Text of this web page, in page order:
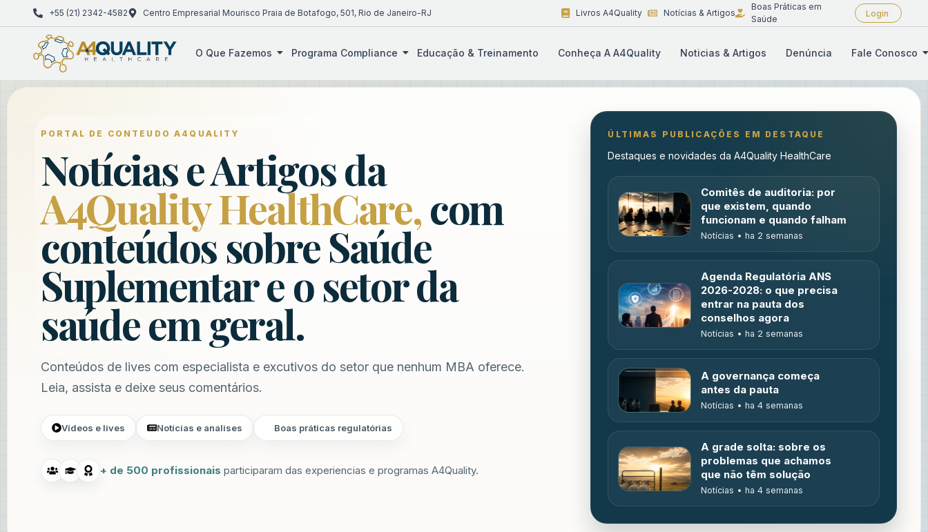
+55 (21) 2342-4582 Centro Empresarial Mourisco Praia de Botafogo, 501, Rio de Janeiro-RJ Livros A4Quality Notícias & Artigos
Boas Práticas em
Saúde
Login
O Que Fazemos Programa Compliance Educação & Treinamento Conheça A A4Quality Noticias & Artigos Denúncia Fale Conosco
PORTAL DE CONTEUDO A4QUALITY
Notícias e Artigos da
A4Quality HealthCare,com
conteúdos sobre Saúde
Suplementar e o setor da
saúde em geral.
Conteúdos de lives com especialista e excutivos do setor que nenhum MBA oferece.
Leia, assista e deixe seus comentários.
Vídeos e lives Notícias e analises Boas práticas regulatórias
+ de 500 profissionais participaram das experiencias e programas A4Quality.
ÚLTIMAS PUBLICAÇÕES EM DESTAQUE
Destaques e novidades da A4Quality HealthCare
Comitês de auditoria: por
que existem, quando
funcionam e quando falham
Notícias • ha 2 semanas
Agenda Regulatória ANS
2026-2028: o que precisa
entrar na pauta dos
conselhos agora
Notícias • ha 2 semanas
A governança começa
antes da pauta
Notícias • ha 4 semanas
A grade solta: sobre os
problemas que achamos
que não têm solução
Notícias • ha 4 semanas